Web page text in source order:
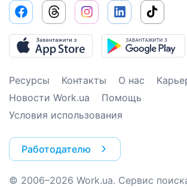
Ресурсы Контакты О нас
Новости Work.ua
Помощь
Условия использования
Работодателю
© 2006–2026 Work.ua. Сервис